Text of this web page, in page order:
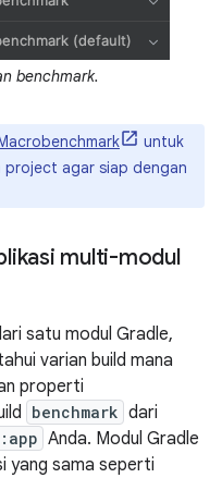
benchmark.
untuk
agar siap dengan
multi-modul
satu modul Gradle,
varian build mana
properti
benchmark dari
:app Anda. Modul Gradle
yang sama seperti